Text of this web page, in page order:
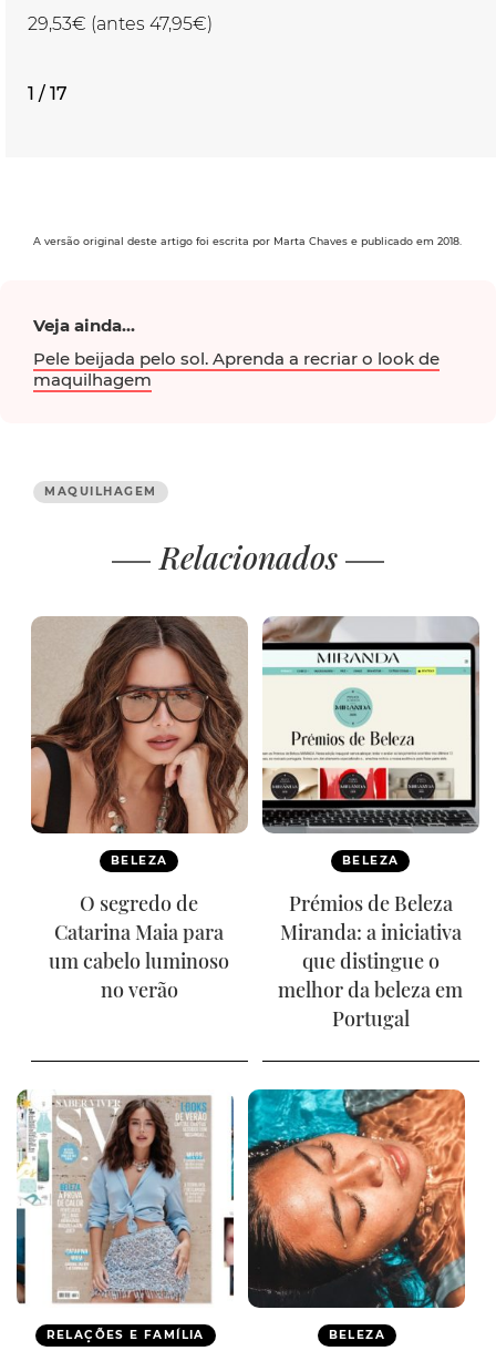
29,53€ (antes 47,95€)
1 / 17
A versão original deste artigo foi escrita por Marta Chaves e publicado em 2018.
Veja ainda...
Pele beijada pelo sol. Aprenda a recriar o look de
maquilhagem
MAQUILHAGEM
Relacionados
BELEZA
O segredo de
Catarina Maia para
um cabelo luminoso
no verão
BELEZA
Prémios de Beleza
Miranda: a iniciativa
que distingue o
melhor da beleza em
Portugal
RELAÇÕES E FAMÍLIA BELEZA